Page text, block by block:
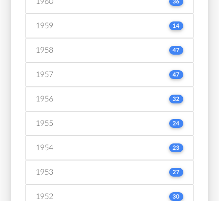
36
1959 14
1958 47
1957 47
1956 32
1955 24
1954 23
1953 27
1952 30